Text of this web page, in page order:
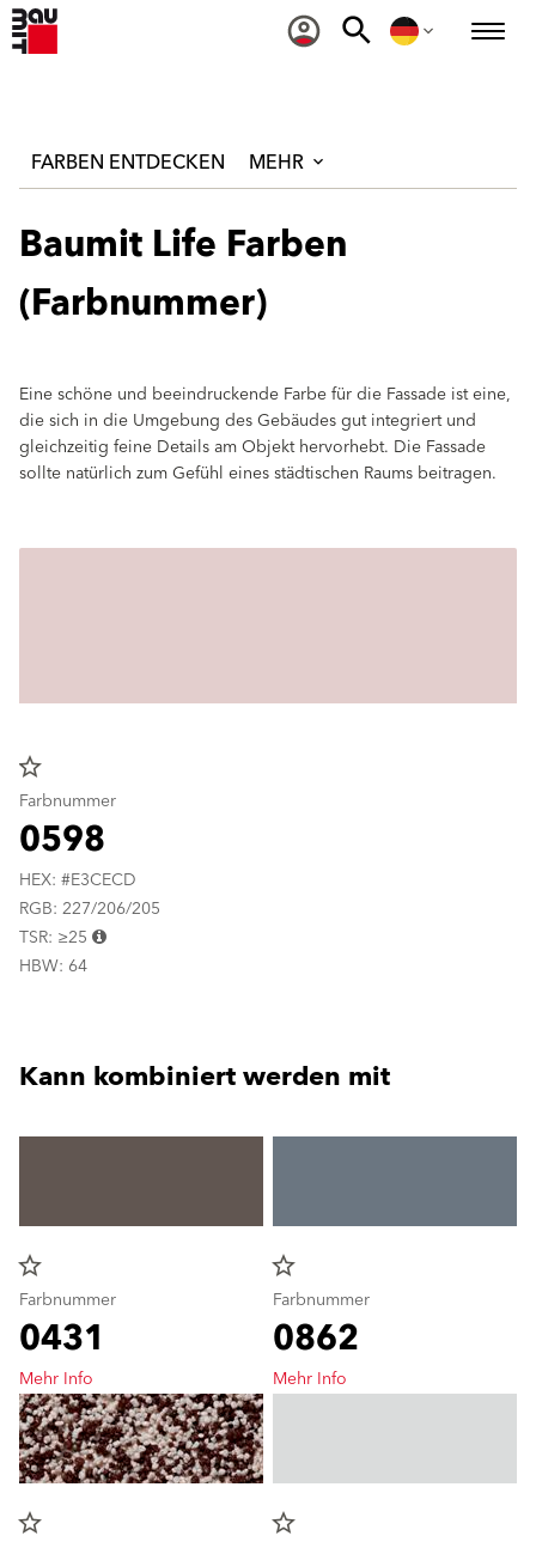
FARBEN ENTDECKEN MEHR
Baumit Life Farben
(Farbnummer)
Eine schöne und beeindruckende Farbe für die Fassade ist eine,
die sich in die Umgebung des Gebäudes gut integriert und
gleichzeitig feine Details am Objekt hervorhebt. Die Fassade
sollte natürlich zum Gefühl eines städtischen Raums beitragen.
star_border
Farbnummer
0598
HEX: #E3CECD
RGB: 227/206/205
TSR: ≥25
HBW: 64
Kann kombiniert werden mit
star_border
Farbnummer
0431
Mehr Info
star_border
star_border
Farbnummer
0862
Mehr Info
star_border